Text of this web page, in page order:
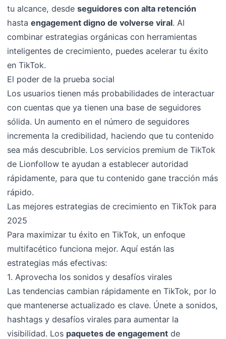
tu alcance, desdeseguidores con alta retención
hastaengagement digno de volverse viral. Al
combinar estrategias orgánicas con herramientas
inteligentes de crecimiento, puedes acelerar tu éxito
en TikTok.
El poder de la prueba social
Los usuarios tienen más probabilidades de interactuar
con cuentas que ya tienen una base de seguidores
sólida. Un aumento en el número de seguidores
incrementa la credibilidad, haciendo que tu contenido
sea más descubrible. Los servicios premium de TikTok
de Lionfollow te ayudan a establecer autoridad
rápidamente, para que tu contenido gane tracción más
rápido.
Las mejores estrategias de crecimiento en TikTok para
2025
Para maximizar tu éxito en TikTok, un enfoque
multifacético funciona mejor. Aquí están las
estrategias más efectivas:
1. Aprovecha los sonidos y desafíos virales
Las tendencias cambian rápidamente en TikTok, por lo
que mantenerse actualizado es clave. Únete a sonidos,
hashtags y desafíos virales para aumentar la
visibilidad. Los paquetes de engagement de